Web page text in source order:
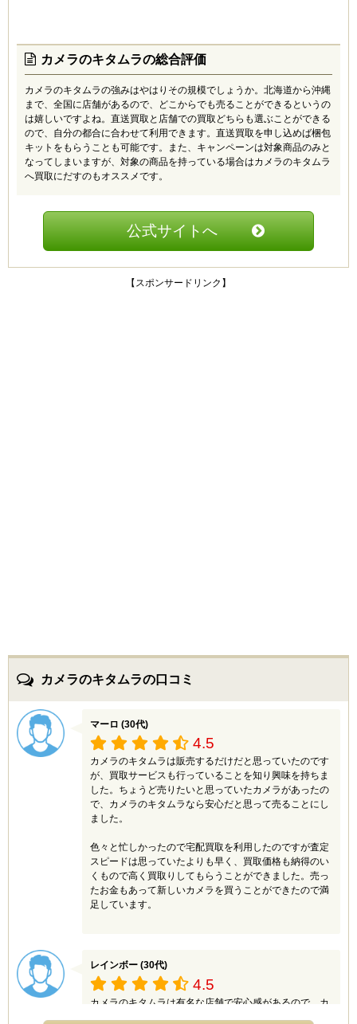
カメラのキタムラの総合評価
カメラのキタムラの強みはやはりその規模でしょうか。北海道から沖縄
まで、全国に店舗があるので、どこからでも売ることができるというの
は嬉しいですよね。直送買取と店舗での買取どちらも選ぶことができる
ので、自分の都合に合わせて利用できます。直送買取を申し込めば梱包
キットをもらうことも可能です。また、キャンペーンは対象商品のみと
なってしまいますが、対象の商品を持っている場合はカメラのキタムラ
へ買取にだすのもオススメです。
公式サイトへ
【スポンサードリンク】
カメラのキタムラの口コミ
マーロ (30代)
4.5
カメラのキタムラは販売するだけだと思っていたのです
が、買取サービスも行っていることを知り興味を持ちま
した。ちょうど売りたいと思っていたカメラがあったの
で、カメラのキタムラなら安心だと思って売ることにし
ました。
色々と忙しかったので宅配買取を利用したのですが査定
スピードは思っていたよりも早く、買取価格も納得のい
くもので高く買取りしてもらうことができました。売っ
たお金もあって新しいカメラを買うことができたので満
足しています。
レインボー (30代)
4.5
カメラのキタムラは有名な店舗で安心感があるので、カ